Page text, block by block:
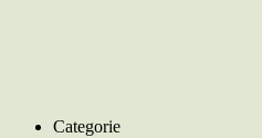
Categorie